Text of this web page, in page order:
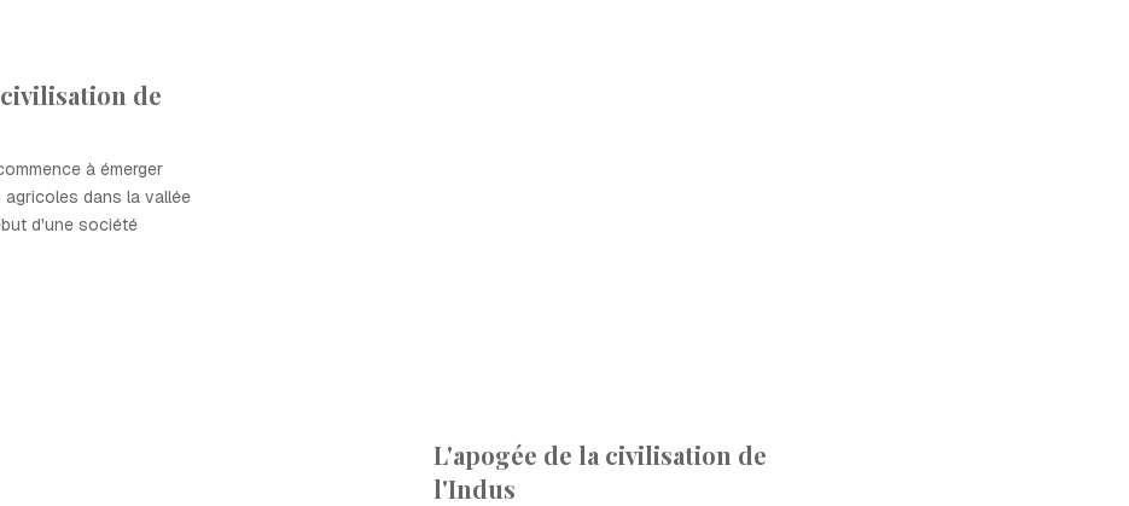
de
à émerger
dans la vallée
d'une société
L'apogée de la civilisation de
l'Indus